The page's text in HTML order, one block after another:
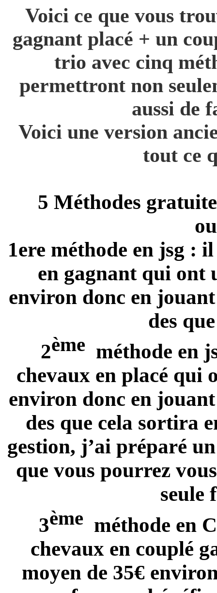
Voici ce que vous
gagnant placé + un
trio avec cinq
permettront non
aussi de
Voici une version
tout ce
5 Méthodes
1ere méthode en jsg :
en gagnant qui ont
environ donc en
des
2ème méthode en
chevaux en placé qui
environ donc en
des que cela sortira
gestion, j’ai préparé
que vous pourrez
seule
3èmeméthode en
chevaux en couplé
moyen de 35€